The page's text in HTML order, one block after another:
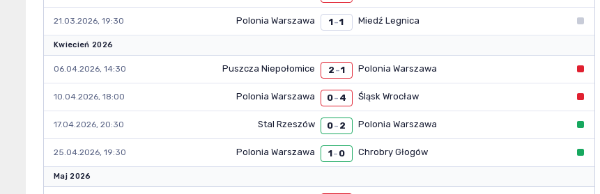
21.03.2026, 19:30 Polonia Warszawa 1–1 Miedź Legnica
Kwiecień 2026
06.04.2026, 14:30 Puszcza Niepołomice 2 –1 Polonia Warszawa
10.04.2026, 18:00 Polonia Warszawa 0– 4 Śląsk Wrocław
17.04.2026, 20:30 Stal Rzeszów 0– 2 Polonia Warszawa
25.04.2026, 19:30 Polonia Warszawa 1– 0 Chrobry Głogów
Maj 2026